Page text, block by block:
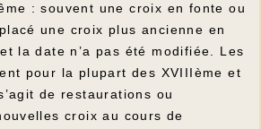
: souvent une croix en fonte ou
une croix plus ancienne en
la date n’a pas été modifiée. Les
pour la plupart des XVIIIème et
de restaurations ou
croix au cours de